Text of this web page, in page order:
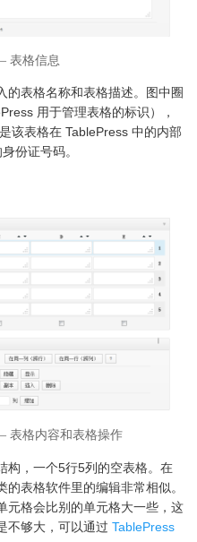
表格信息
的表格名称和表格描述。图中圈
用于管理表格的标识），
该表格在 TablePress 中的内部
份证号码。
表格内容和表格操作
构，一个5行5列的空表格。在
表格软件里的编辑非常相似。
元格会比别的单元格大一些，这
不够大，可以通过TablePress